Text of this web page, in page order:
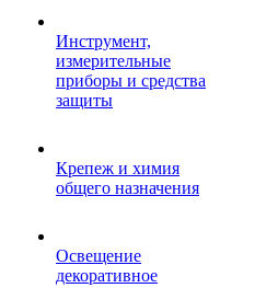
Инструмент,
измерительные
приборы и средства
защиты
Крепеж и химия
общего назначения
Освещение
декоративное